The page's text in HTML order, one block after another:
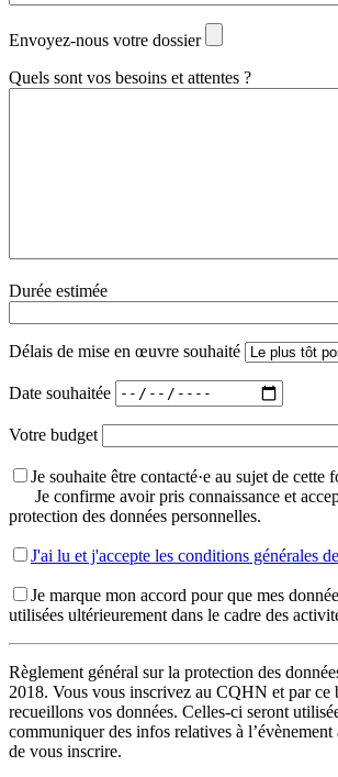
Envoyez-nous votre dossier
Quels sont vos besoins et attentes ?
Durée estimée
Délais de mise en œuvre souhaité
Date souhaitée
Votre budget
Je souhaite être contacté·e au sujet de cette
Je confirme avoir pris connaissance et
protection des données personnelles.
J'ai lu et j'accepte les conditions générales
Je marque mon accord pour que mes
utilisées ultérieurement dans le cadre des
Règlement général sur la protection des
2018. Vous vous inscrivez au CQHN et par ce
recueillons vos données. Celles-ci seront
communiquer des infos relatives à
de vous inscrire.